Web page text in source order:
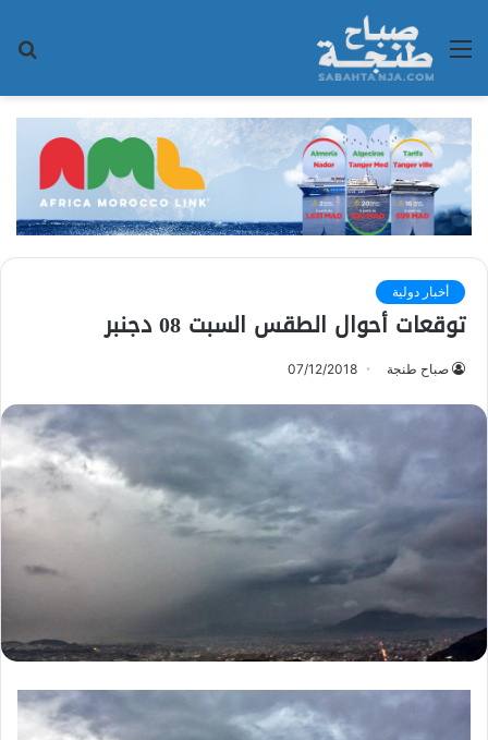
القائمة
أخبار دولية
توقعات أحوال الطقس السبت 08 دجنبر
صباح طنجة 07/12/2018